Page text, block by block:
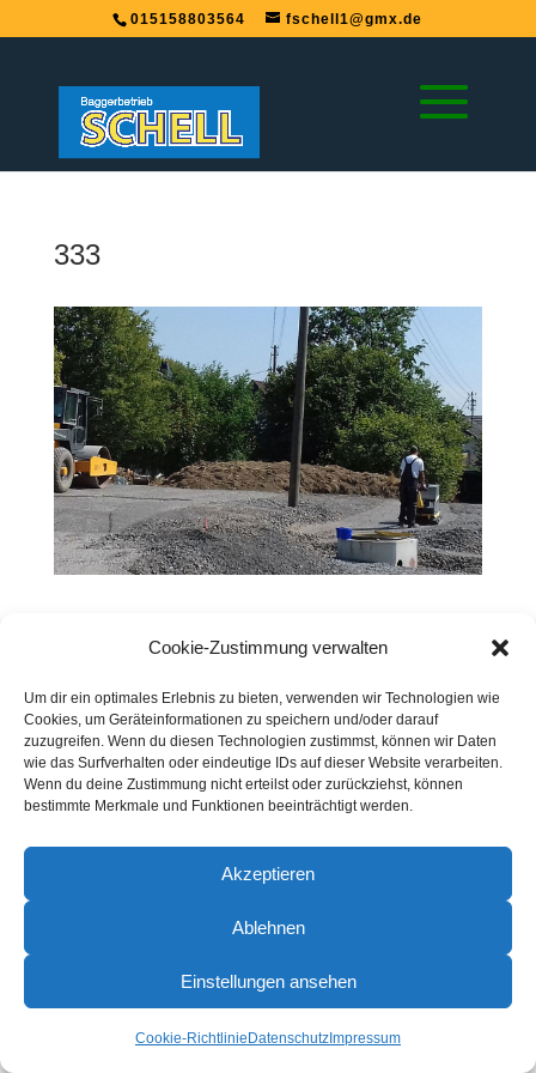
Cookie-Zustimmung verwalten
Um dir ein optimales Erlebnis zu bieten, verwenden wir Technologien wie
Cookies, um Geräteinformationen zu speichern und/oder darauf
zuzugreifen. Wenn du diesen Technologien zustimmst, können wir Daten
wie das Surfverhalten oder eindeutige IDs auf dieser Website verarbeiten.
Wenn du deine Zustimmung nicht erteilst oder zurückziehst, können
bestimmte Merkmale und Funktionen beeinträchtigt werden.
Akzeptieren
Ablehnen
Einstellungen ansehen
Cookie-Richtlinie Datenschutz Impressum
015158803564 fschell1@gmx.de
333